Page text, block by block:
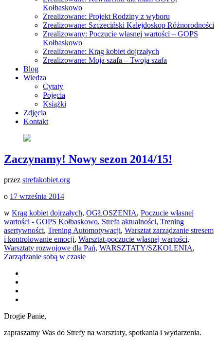
Kołbaskowo
Zrealizowane: Projekt Rodziny z wyboru
Zrealizowane: Szczeciński Kalejdoskop Różnorodności
Zrealizowany: Poczucie własnej wartości – GOPS
Kołbaskowo
Zrealizowane: Krąg kobiet dojrzałych
Zrealizowane: Moja szafa – Twoja szafa
Blog
Wiedza
Cytaty
Pojęcia
Książki
Zdjęcia
Kontakt
Zaczynamy! Nowy sezon 2014/15!
przez strefakobiet.org
o 17 września 2014
w Krąg kobiet dojrzałych, OGŁOSZENIA, Poczucie własnej
wartości - GOPS Kołbaskowo, Strefa aktualności, Trening
asertywności, Trening Automotywacji, Warsztat zarządzanie stresem
i kontrolowanie emocji, Warsztat-poczucie własnej wartości,
Warsztaty rozwojowe dla Pań, WARSZTATY/SZKOLENIA,
Zarządzanie sobą w czasie
Drogie Panie,
zapraszamy Was do Strefy na warsztaty, spotkania i wydarzenia.